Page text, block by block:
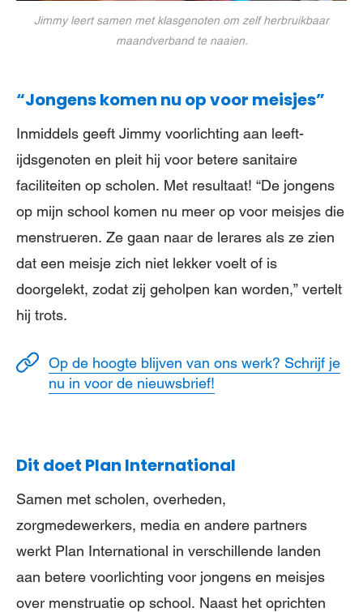
Jimmy leert samen met klasgenoten om zelf herbruikbaar
maandverband te naaien.
“Jongens komen nu op voor meisjes”
Inmiddels geeft Jimmy voorlichting aan leeft­
ijdsgenoten en pleit hij­ voor betere sanitaire
faciliteiten op scholen. Met resultaat! “De jongens
op mijn school komen nu meer op voor meisjes die
menstrueren. Ze gaan naar de lerares als ze zien
dat een meisje zich niet lekker voelt of is
doorgelekt, zodat zij geholpen kan worden,” vertelt
hij trots.
Op de hoogte blijven van ons werk? Schrijf je
nu in voor de nieuwsbrief!
Dit doet Plan International
Samen met scholen, overheden,
zorgmedewerkers, media en andere partners
werkt Plan International in verschillende landen
aan betere voorlichting voor jongens en meisjes
over menstruatie op school. Naast het oprichten